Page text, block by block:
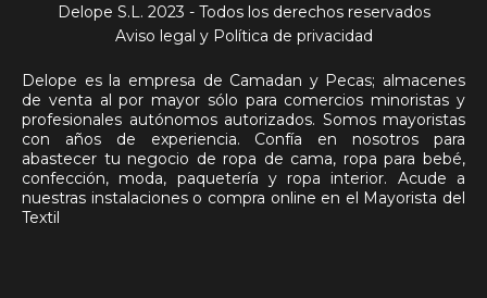
Delope S.L. 2023 - Todos los derechos reservados
Aviso legal y Política de privacidad
Delope es la empresa de Camadan y Pecas; almacenes
de venta al por mayor sólo para comercios minoristas y
profesionales autónomos autorizados. Somos mayoristas
con años de experiencia. Confía en nosotros para
abastecer tu negocio de ropa de cama, ropa para bebé,
confección, moda, paquetería y ropa interior. Acude a
nuestras instalaciones o compra online en el Mayorista del
Textil